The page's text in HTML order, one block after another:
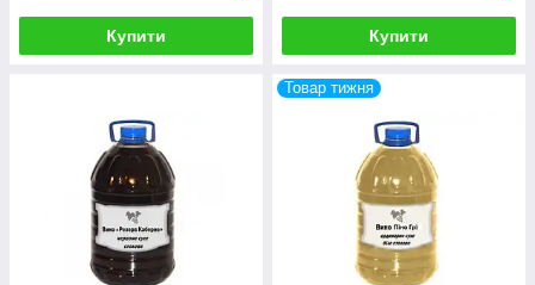
Купити Купити
Товар тижня